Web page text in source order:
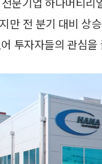
만 전 분기 대비 상
투자자들의 관심을